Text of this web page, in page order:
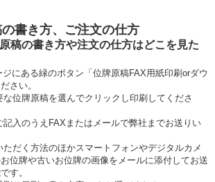
書き方、ご注文の仕方
稿の書き方や注文の仕方はどこを見た
にある緑のボタン「位牌原稿FAX用紙印刷orダウ
さい。
位牌原稿を選んでクリックし印刷してくださ
記入のうえFAXまたはメールで弊社までお送りい
ただく方法のほかスマートフォンやデジタルカメ
位牌や古いお位牌の画像をメールに添付してお送
す。